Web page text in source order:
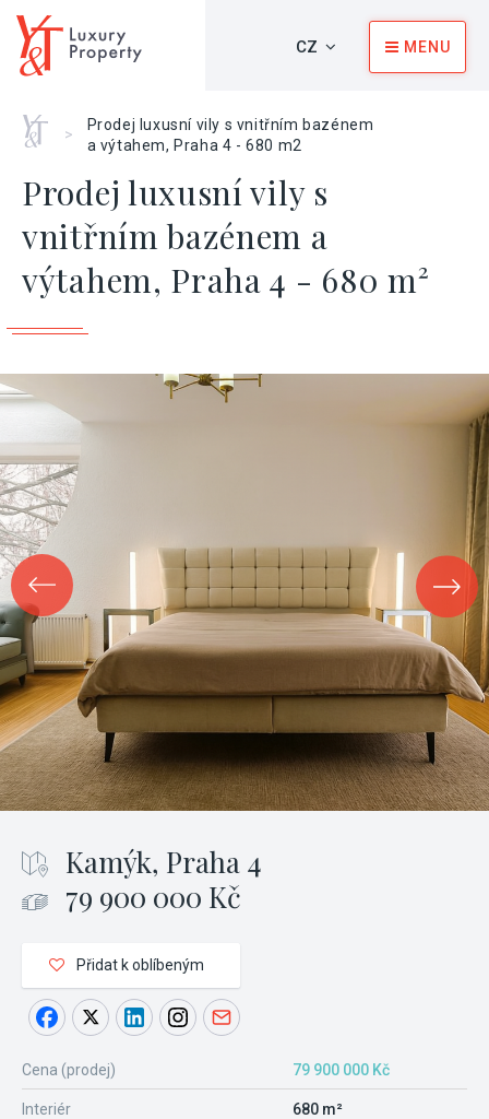
CZ MENU
Home
>
Prodej luxusní vily s vnitřním bazénem
a výtahem, Praha 4 - 680 m2
Prodej luxusní vily s
vnitřním bazénem a
výtahem, Praha 4 - 680 m²
Kamýk, Praha 4
79 900 000 Kč
Přidat k oblíbeným
Cena (prodej) 79 900 000 Kč
Interiér 680 m²